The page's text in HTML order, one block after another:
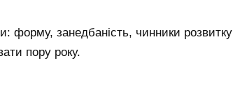
форму, занедбаність, чинники розвитку
пору року.